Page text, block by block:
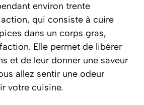
environ trente
qui consiste à cuire
dans un corps gras,
. Elle permet de libérer
et de leur donner une saveur
allez sentir une odeur
votre cuisine.